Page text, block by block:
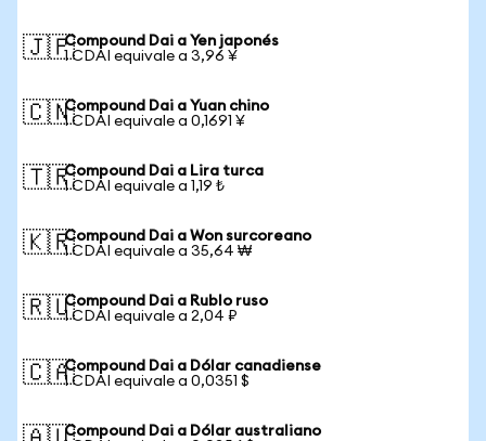
🇯🇵Compound Dai a Yen japonés
1 CDAI equivale a 3,96 ¥
🇨🇳Compound Dai a Yuan chino
1 CDAI equivale a 0,1691 ¥
🇹🇷Compound Dai a Lira turca
1 CDAI equivale a 1,19 ₺
🇰🇷Compound Dai a Won surcoreano
1 CDAI equivale a 35,64 ₩
🇷🇺Compound Dai a Rublo ruso
1 CDAI equivale a 2,04 ₽
🇨🇦Compound Dai a Dólar canadiense
1 CDAI equivale a 0,0351 $
Compound Dai a Dólar australiano